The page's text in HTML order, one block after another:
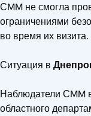
СMM не смогла
ограничениями
во время их визита.
Ситуация в
Наблюдатели СMM
областного